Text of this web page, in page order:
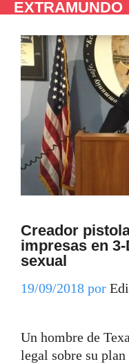
Saltar
contenido
EXTRAMUNDO
Creador
impresas en
sexual
19/09/2018 por
Un hombre de
legal sobre su plan